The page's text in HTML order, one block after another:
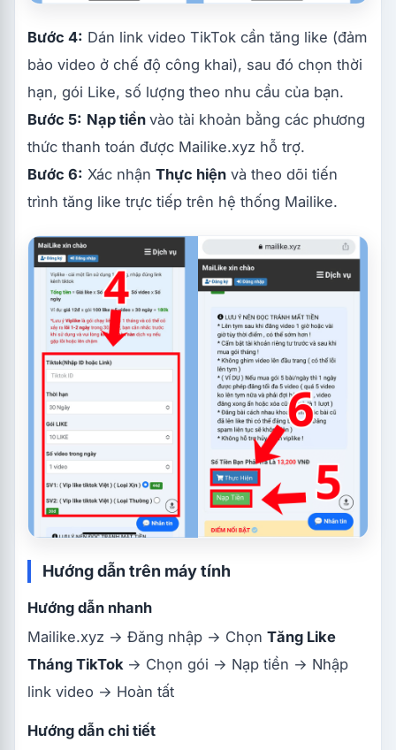
Bước 4: Dán link video TikTok cần tăng like (đảm
bảo video ở chế độ công khai), sau đó chọn thời
hạn, gói Like, số lượng theo nhu cầu của bạn.
Bước 5: Nạp tiền vào tài khoản bằng các phương
thức thanh toán được Mailike.xyz hỗ trợ.
Bước 6: Xác nhận Thực hiện và theo dõi tiến
trình tăng like trực tiếp trên hệ thống Mailike.
Hướng dẫn trên máy tính
Hướng dẫn nhanh
Mailike.xyz → Đăng nhập → Chọn Tăng Like
Tháng TikTok → Chọn gói → Nạp tiền → Nhập
link video → Hoàn tất
Hướng dẫn chi tiết